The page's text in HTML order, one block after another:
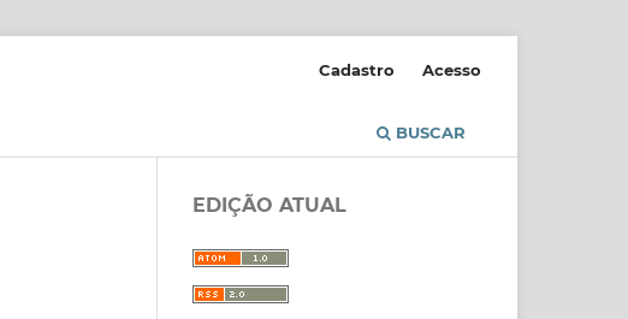
BUSCAR
Cadastro Acesso
EDIÇÃO ATUAL